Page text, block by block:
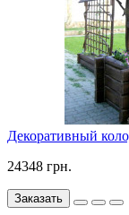
Декоративный
24348 грн.
Заказать